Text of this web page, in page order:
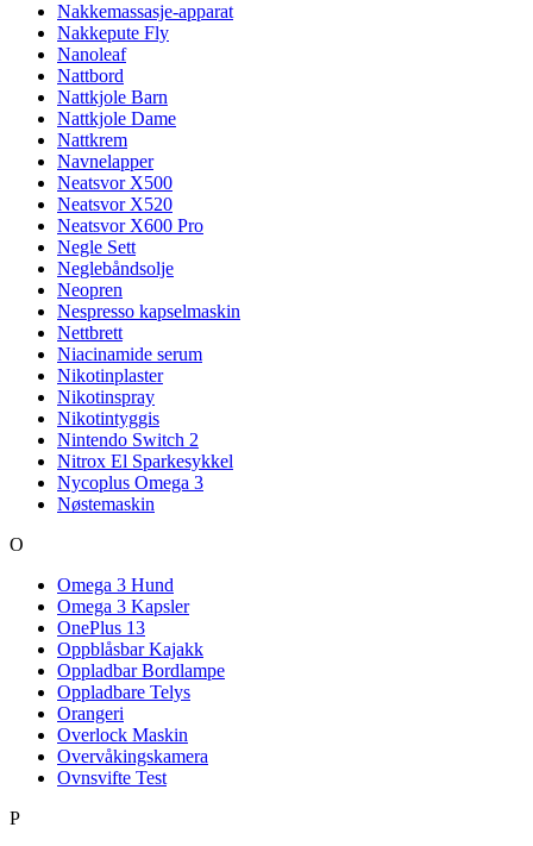
Nakkemassasje-apparat
Nakkepute Fly
Nanoleaf
Nattbord
Nattkjole Barn
Nattkjole Dame
Nattkrem
Navnelapper
Neatsvor X500
Neatsvor X520
Neatsvor X600 Pro
Negle Sett
Neglebåndsolje
Neopren
Nespresso kapselmaskin
Nettbrett
Niacinamide serum
Nikotinplaster
Nikotinspray
Nikotintyggis
Nintendo Switch 2
Nitrox El Sparkesykkel
Nycoplus Omega 3
Nøstemaskin
O
Omega 3 Hund
Omega 3 Kapsler
OnePlus 13
Oppblåsbar Kajakk
Oppladbar Bordlampe
Oppladbare Telys
Orangeri
Overlock Maskin
Overvåkingskamera
Ovnsvifte Test
P